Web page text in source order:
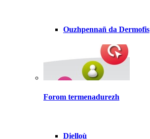
Ouzhpennañ da Dermofis
Forom termenadurezh
Dielloù